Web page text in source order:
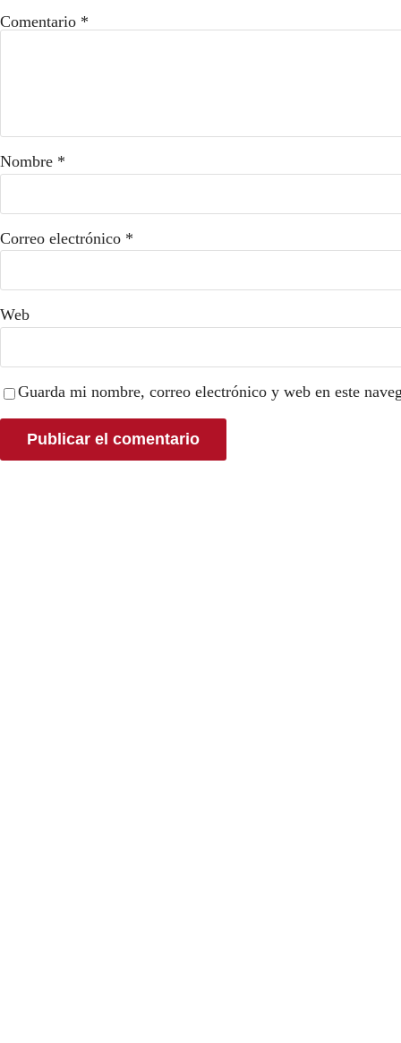
Comentario *
Nombre *
Correo electrónico *
Web
Guarda mi nombre, correo electrónico y web en este